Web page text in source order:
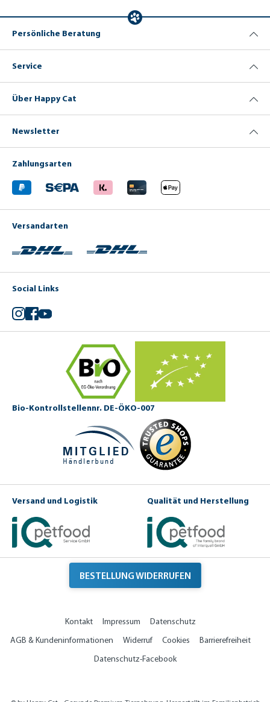
Persönliche Beratung
Service
Über Happy Cat
Newsletter
Zahlungsarten
Versandarten
Social Links
Instagram
Facebook
YouTube
Bio-Kontrollstellennr. DE-ÖKO-007
Versand und Logistik Qualität und Herstellung
BESTELLUNG WIDERRUFEN
Kontakt Impressum
Datenschutz
AGB & Kundeninformationen
Widerruf Cookies
Barrierefreiheit
Datenschutz-Facebook